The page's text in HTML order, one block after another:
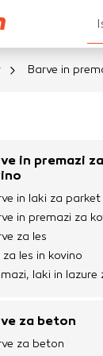
Barve in
in premazi
in laki za parket
in premazi za
za les
za les in kovino
laki in lazure
za beton
za beton